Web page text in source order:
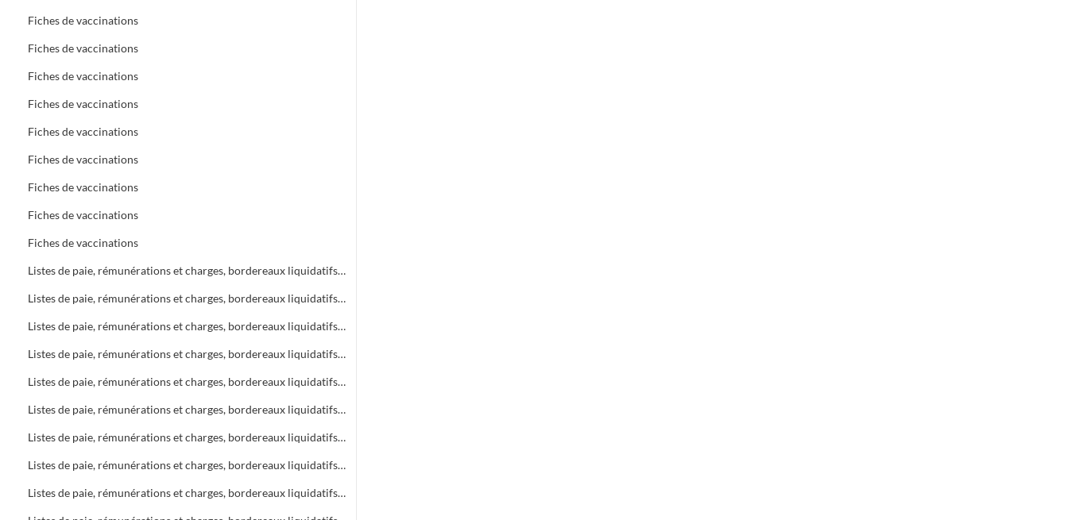
Fiches de vaccinations
Fiches de vaccinations
Fiches de vaccinations
Fiches de vaccinations
Fiches de vaccinations
Fiches de vaccinations
Fiches de vaccinations
Fiches de vaccinations
Fiches de vaccinations
Listes de paie, rémunérations et charges, bordereaux liquidatifs Bureau d'Aide Sociale (B.A.S.)
Listes de paie, rémunérations et charges, bordereaux liquidatifs Bureau d'Aide Sociale (B.A.S.)
Listes de paie, rémunérations et charges, bordereaux liquidatifs Bureau d'Aide Sociale (B.A.S.)
Listes de paie, rémunérations et charges, bordereaux liquidatifs Bureau d'Aide Sociale (B.A.S.)
Listes de paie, rémunérations et charges, bordereaux liquidatifs Bureau d'Aide Sociale (B.A.S.)
Listes de paie, rémunérations et charges, bordereaux liquidatifs Bureau d'Aide Sociale (B.A.S.)
Listes de paie, rémunérations et charges, bordereaux liquidatifs Foyers
Listes de paie, rémunérations et charges, bordereaux liquidatifs Bureau d'Aide Sociale (B.A.S.)
Listes de paie, rémunérations et charges, bordereaux liquidatifs Bureau d'Aide Sociale (B.A.S.) - Foyers